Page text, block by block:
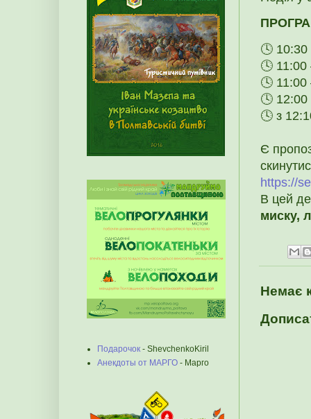
🕓 10:30
🕓
🕓
🕓
🕓 з
Є
https://
В цей
миску,
Немає
Подарочок - ShevchenkoKiril
Анекдоты от МАРГО - Марго